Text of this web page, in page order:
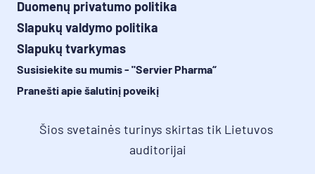
Duomenų privatumo politika
Slapukų valdymo politika
Slapukų tvarkymas
Susisiekite su mumis - "Servier Pharma“
Pranešti apie šalutinį poveikį
Šios svetainės turinys skirtas tik Lietuvos
auditorijai